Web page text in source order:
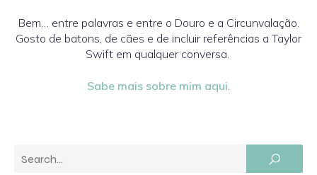
Bem… entre palavras e entre o Douro e a Circunvalação.
Gosto de batons, de cães e de incluir referências a Taylor
Swift em qualquer conversa.
Sabe mais sobre mim aqui.